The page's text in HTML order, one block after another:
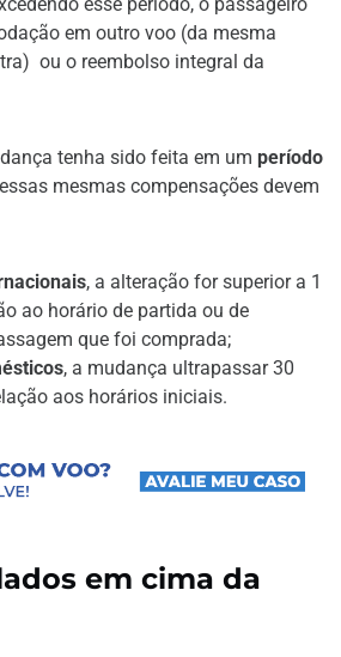
em outro voo (da mesma
ou o reembolso integral da
tenha sido feita em um período
mesmas compensações devem
, a alteração for superior a 1
ao horário de partida ou de
que foi comprada;
, a mudança ultrapassar 30
aos horários iniciais.
em cima da